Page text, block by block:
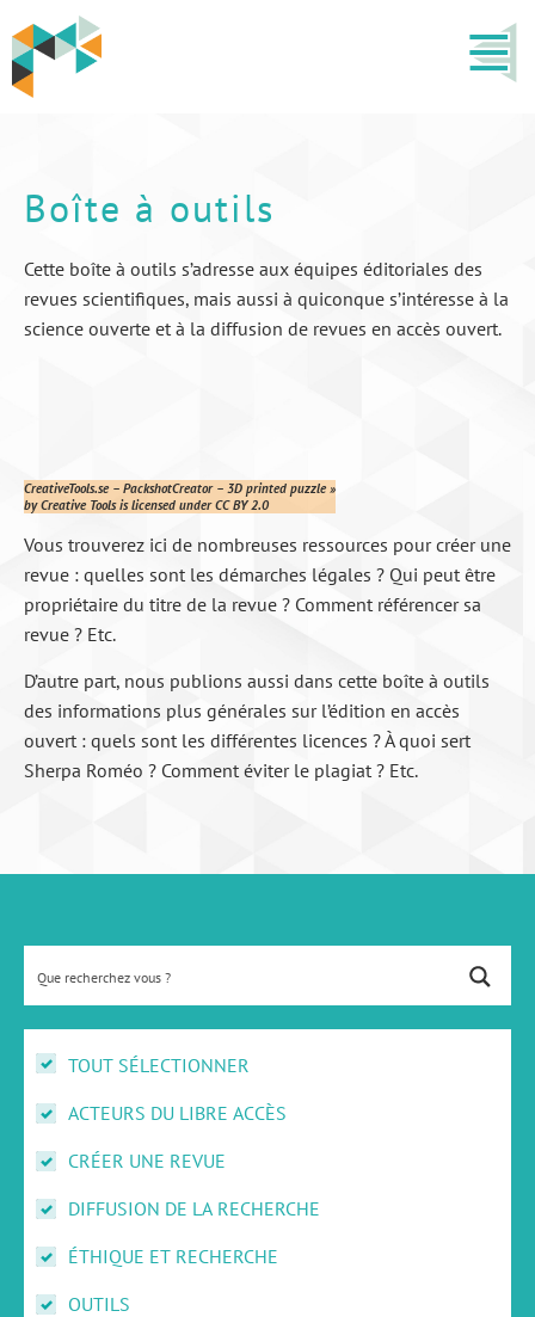
Boîte à outils
Cette boîte à outils s’adresse aux équipes éditoriales des
revues scientifiques, mais aussi à quiconque s’intéresse à la
science ouverte et à la diffusion de revues en accès ouvert.
CreativeTools.se – PackshotCreator – 3D printed puzzle »
by Creative Tools is licensed under CC BY 2.0
Vous trouverez ici de nombreuses ressources pour créer une
revue : quelles sont les démarches légales ? Qui peut être
propriétaire du titre de la revue ? Comment référencer sa
revue ? Etc.
D’autre part, nous publions aussi dans cette boîte à outils
des informations plus générales sur l’édition en accès
ouvert : quels sont les différentes licences ? À quoi sert
Sherpa Roméo ? Comment éviter le plagiat ? Etc.
TOUT SÉLECTIONNER
ACTEURS DU LIBRE ACCÈS
CRÉER UNE REVUE
DIFFUSION DE LA RECHERCHE
ÉTHIQUE ET RECHERCHE
OUTILS